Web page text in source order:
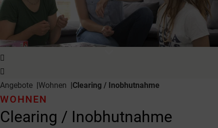
expand_more
Angebote Wohnen Clearing / Inobhutnahme
Clearing / Inobhutnahme
WOHNEN